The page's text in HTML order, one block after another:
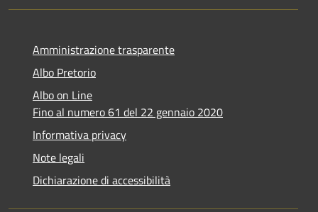
Amministrazione trasparente
Albo Pretorio
Albo on Line
Fino al numero 61 del 22 gennaio 2020
Informativa privacy
Note legali
Dichiarazione di accessibilità